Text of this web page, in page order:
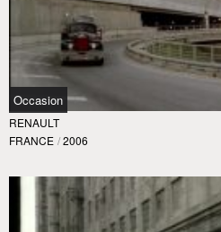
Occasion
RENAULT
FRANCE / 2006